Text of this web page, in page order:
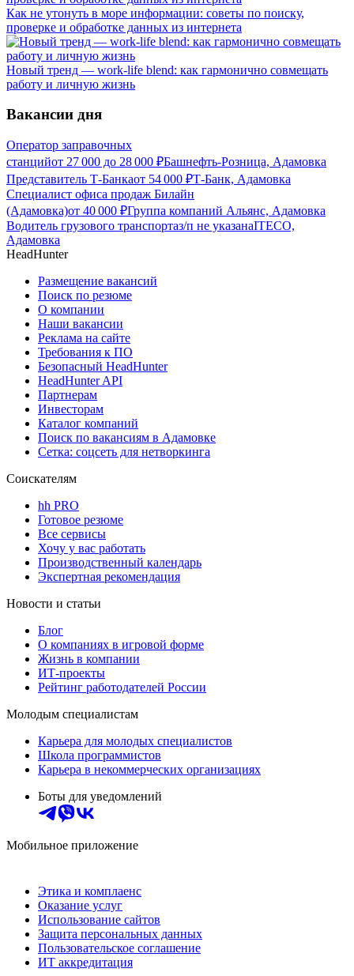
Как не утонуть в море информации: советы по поиску,
проверке и обработке данных из интернета
Новый тренд — work-life blend: как гармонично совмещать
работу и личную жизнь
Вакансии дня
Оператор заправочных
станцийот 27 000 до 28 000 ₽Башнефть-Розница, Адамовка
Представитель Т-Банкаот 54 000 ₽Т-Банк, Адамовка
Специалист офиса продаж Билайн
(Адамовка)от 40 000 ₽Группа компаний Альянс, Адамовка
Водитель грузового транспортаз/п не указанаITECO,
Адамовка
HeadHunter
Размещение вакансий
Поиск по резюме
О компании
Наши вакансии
Реклама на сайте
Требования к ПО
Безопасный HeadHunter
HeadHunter API
Партнерам
Инвесторам
Каталог компаний
Поиск по вакансиям в Адамовке
Сетка: соцсеть для нетворкинга
Соискателям
hh PRO
Готовое резюме
Все сервисы
Хочу у вас работать
Производственный календарь
Экспертная рекомендация
Новости и статьи
Блог
О компаниях в игровой форме
Жизнь в компании
ИТ-проекты
Рейтинг работодателей России
Молодым специалистам
Карьера для молодых специалистов
Школа программистов
Карьера в некоммерческих организациях
Боты для уведомлений
Мобильное приложение
Этика и комплаенс
Оказание услуг
Использование сайтов
Защита персональных данных
Пользовательское соглашение
ИТ аккредитация